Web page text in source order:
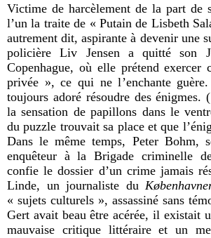
Victime de harcèlement de la part de
l’un la traite de « Putain de Lisbeth
autrement dit, aspirante à devenir une
policière Liv Jensen a quitté son
Copenhague, où elle prétend exercer
privée », ce qui ne l’enchante guère
toujours adoré résoudre des
la sensation de papillons dans le
du puzzle trouvait sa place et que
Dans le même temps, Peter Bohm,
enquêteur à la Brigade criminelle
confie le dossier d’un crime jamais
Linde, un journaliste du Kø
« sujets culturels », assassiné sans
Gert avait beau être acérée, il existait
mauvaise critique littéraire et un